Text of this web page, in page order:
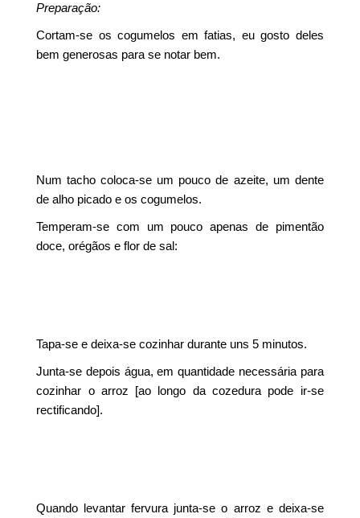
Preparação:
Cortam-se os cogumelos em fatias, eu gosto deles
bem generosas para se notar bem.
Num tacho coloca-se um pouco de azeite, um dente
de alho picado e os cogumelos.
Temperam-se com um pouco apenas de pimentão
doce, orégãos e flor de sal:
Tapa-se e deixa-se cozinhar durante uns 5 minutos.
Junta-se depois água, em quantidade necessária para
cozinhar o arroz [ao longo da cozedura pode ir-se
rectificando].
Quando levantar fervura junta-se o arroz e deixa-se